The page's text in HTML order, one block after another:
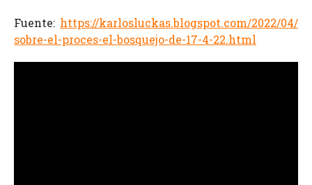
Fuente: https://karlosluckas.blogspot.com/2022/04/
sobre-el-proces-el-bosquejo-de-17-4-22.html